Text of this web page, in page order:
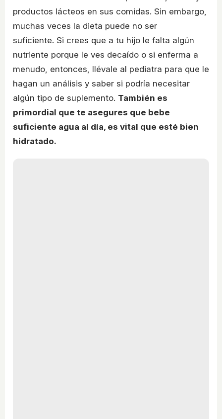
productos lácteos en sus comidas. Sin embargo,
muchas veces la dieta puede no ser
suficiente. Si crees que a tu hijo le falta algún
nutriente porque le ves decaído o si enferma a
menudo, entonces, llévale al pediatra para que le
hagan un análisis y saber si podría necesitar
algún tipo de suplemento. También es
primordial que te asegures que bebe
suficiente agua al día, es vital que esté bien
hidratado.